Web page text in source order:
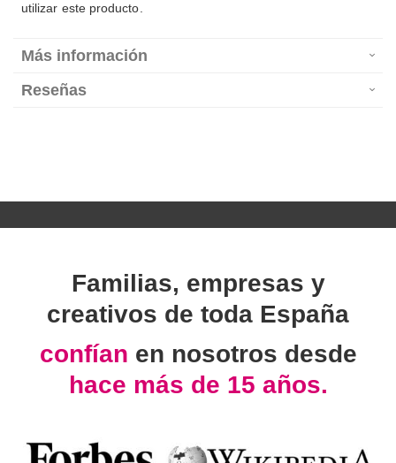
utilizar este producto.
Más información
Reseñas
Familias, empresas y
creativos de toda España
confían en nosotros desde
hace más de 15 años.